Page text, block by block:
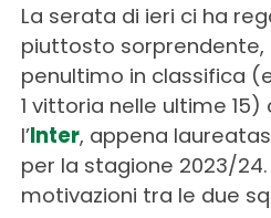
La serata di ieri ci ha
piuttosto sorprendente,
penultimo in classifica
1 vittoria nelle ultime
l’Inter, appena
per la stagione 2023/
motivazioni tra le due